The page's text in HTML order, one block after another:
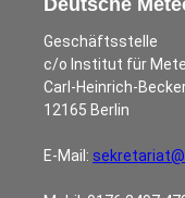
Geschäftsstelle
c/o Institut für
Carl-Heinrich-
12165 Berlin
E-Mail: